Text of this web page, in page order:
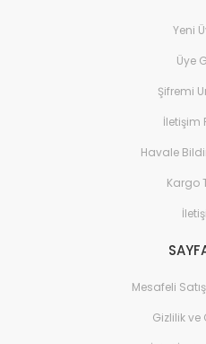
Yeni
Üye
Şifremi
İletişim
Havale
Kargo
Mesafeli
Gizlilik ve